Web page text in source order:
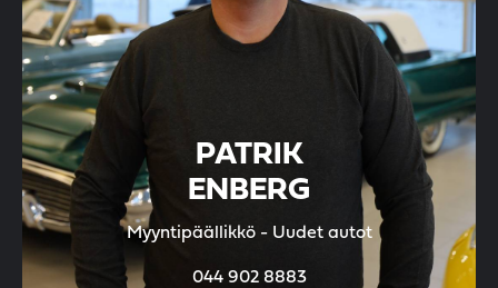
PATRIK
ENBERG
Myyntipäällikkö - Uudet autot
044 902 8883